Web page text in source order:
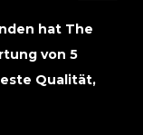
hat The
von 5
Qualität,